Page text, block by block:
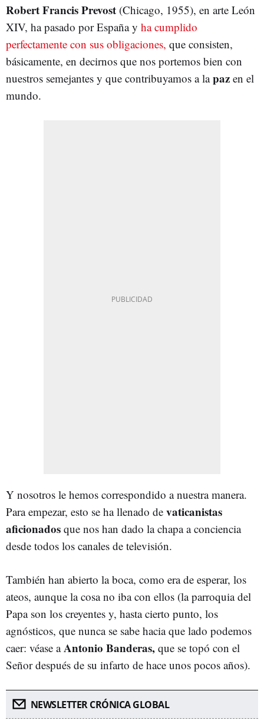
Robert Francis Prevost (Chicago, 1955), en arte León
XIV, ha pasado por España y ha cumplido
perfectamente con sus obligaciones, que consisten,
básicamente, en decirnos que nos portemos bien con
nuestros semejantes y que contribuyamos a lapaz en el
mundo.
Y nosotros le hemos correspondido a nuestra manera.
Para empezar, esto se ha llenado de vaticanistas
aficionados que nos han dado la chapa a conciencia
desde todos los canales de televisión.
También han abierto la boca, como era de esperar, los
ateos, aunque la cosa no iba con ellos (la parroquia del
Papa son los creyentes y, hasta cierto punto, los
agnósticos, que nunca se sabe hacia que lado podemos
caer: véase aAntonio Banderas, que se topó con el
Señor después de su infarto de hace unos pocos años).
NEWSLETTER CRÓNICA GLOBAL